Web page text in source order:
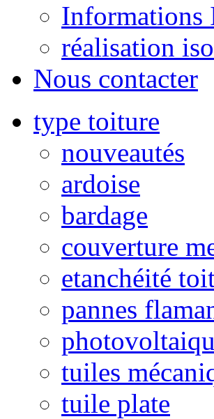
Informations
réalisation
Nous contacter
type toiture
nouveautés
ardoise
bardage
couverture
etanchéité
pannes
tuiles
tuile plate